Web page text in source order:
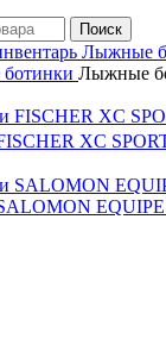
Поиск
Лыжные
Лыжные
XC